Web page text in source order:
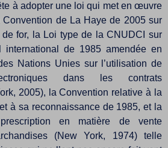
à adopter une loi qui met en œuvre
de La Haye de 2005 sur
de for, la Loi type de la CNUDCI sur
international de 1985 amendée en
Nations Unies sur l’utilisation de
dans les contrats
2005), la Convention relative à la
à sa reconnaissance de 1985, et la
en matière de vente
(New York, 1974) telle